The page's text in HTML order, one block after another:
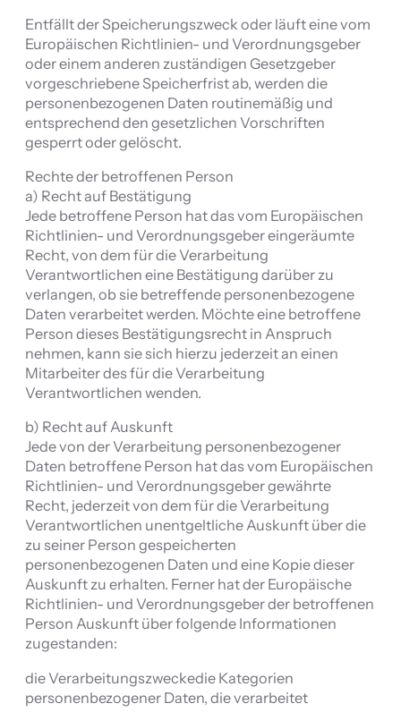
Entfällt der Speicherungszweck oder läuft eine vom
Europäischen Richtlinien- und Verordnungsgeber
oder einem anderen zuständigen Gesetzgeber
vorgeschriebene Speicherfrist ab, werden die
personenbezogenen Daten routinemäßig und
entsprechend den gesetzlichen Vorschriften
gesperrt oder gelöscht.
Rechte der betroffenen Person
a) Recht auf Bestätigung
Jede betroffene Person hat das vom Europäischen
Richtlinien- und Verordnungsgeber eingeräumte
Recht, von dem für die Verarbeitung
Verantwortlichen eine Bestätigung darüber zu
verlangen, ob sie betreffende personenbezogene
Daten verarbeitet werden. Möchte eine betroffene
Person dieses Bestätigungsrecht in Anspruch
nehmen, kann sie sich hierzu jederzeit an einen
Mitarbeiter des für die Verarbeitung
Verantwortlichen wenden.
b) Recht auf Auskunft
Jede von der Verarbeitung personenbezogener
Daten betroffene Person hat das vom Europäischen
Richtlinien- und Verordnungsgeber gewährte
Recht, jederzeit von dem für die Verarbeitung
Verantwortlichen unentgeltliche Auskunft über die
zu seiner Person gespeicherten
personenbezogenen Daten und eine Kopie dieser
Auskunft zu erhalten. Ferner hat der Europäische
Richtlinien- und Verordnungsgeber der betroffenen
Person Auskunft über folgende Informationen
zugestanden:
die Verarbeitungszweckedie Kategorien
personenbezogener Daten, die verarbeitet